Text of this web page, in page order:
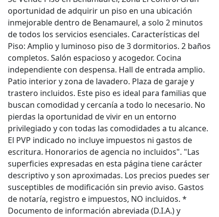
oportunidad de adquirir un piso en una ubicación
inmejorable dentro de Benamaurel, a solo 2 minutos
de todos los servicios esenciales. Características del
Piso: Amplio y luminoso piso de 3 dormitorios. 2 baños
completos. Salón espacioso y acogedor. Cocina
independiente con despensa. Hall de entrada amplio.
Patio interior y zona de lavadero. Plaza de garaje y
trastero incluidos. Este piso es ideal para familias que
buscan comodidad y cercanía a todo lo necesario. No
pierdas la oportunidad de vivir en un entorno
privilegiado y con todas las comodidades a tu alcance.
El PVP indicado no incluye impuestos ni gastos de
escritura. Honorarios de agencia no incluidos". "Las
superficies expresadas en esta página tiene carácter
descriptivo y son aproximadas. Los precios puedes ser
susceptibles de modificación sin previo aviso. Gastos
de notaría, registro e impuestos, NO incluidos. *
Documento de información abreviada (D.I.A.) y